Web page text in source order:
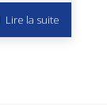
Lire la suite